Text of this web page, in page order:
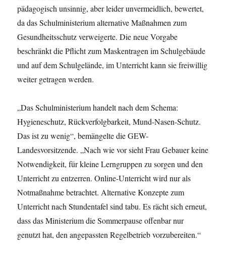
pädagogisch unsinnig, aber leider unvermeidlich, bewertet,
da das Schulministerium alternative Maßnahmen zum
Gesundheitsschutz verweigerte. Die neue Vorgabe
beschränkt die Pflicht zum Maskentragen im Schulgebäude
und auf dem Schulgelände, im Unterricht kann sie freiwillig
weiter getragen werden.
„Das Schulministerium handelt nach dem Schema:
Hygieneschutz, Rückverfolgbarkeit, Mund-Nasen-Schutz.
Das ist zu wenig“, bemängelte die GEW-
Landesvorsitzende. „Nach wie vor sieht Frau Gebauer keine
Notwendigkeit, für kleine Lerngruppen zu sorgen und den
Unterricht zu entzerren. Online-Unterricht wird nur als
Notmaßnahme betrachtet. Alternative Konzepte zum
Unterricht nach Stundentafel sind tabu. Es rächt sich erneut,
dass das Ministerium die Sommerpause offenbar nur
genutzt hat, den angepassten Regelbetrieb vorzubereiten.“